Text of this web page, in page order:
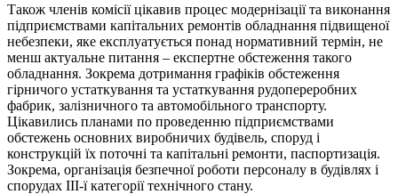
Також членів комісії цікавив процес модернізації та виконання
підприємствами капітальних ремонтів обладнання підвищеної
небезпеки, яке експлуатується понад нормативний термін, не
менш актуальне питання – експертне обстеження такого
обладнання. Зокрема дотримання графіків обстеження
гірничого устаткування та устаткування рудопереробних
фабрик, залізничного та автомобільного транспорту.
Цікавились планами по проведенню підприємствами
обстежень основних виробничих будівель, споруд і
конструкцій їх поточні та капітальні ремонти, паспортизація.
Зокрема, організація безпечної роботи персоналу в будівлях і
спорудах III-ї категорії технічного стану.